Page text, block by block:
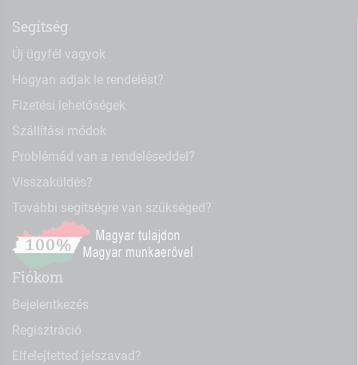
Segítség
Új ügyfél vagyok
Hogyan adjak le rendelést?
Fizetési lehetőségek
Szállítási módok
Problémád van a rendeléseddel?
Visszaküldés?
További segítségre van szükséged?
Fiókom
Bejelentkezés
Regisztráció
Elfelejtetted jelszavad?